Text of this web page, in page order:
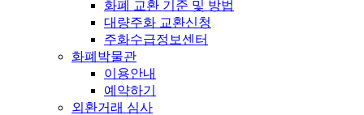
화폐 교환 기준 및 방법
대량주화 교환신청
주화수급정보센터
화폐박물관
이용안내
예약하기
외환거래 심사